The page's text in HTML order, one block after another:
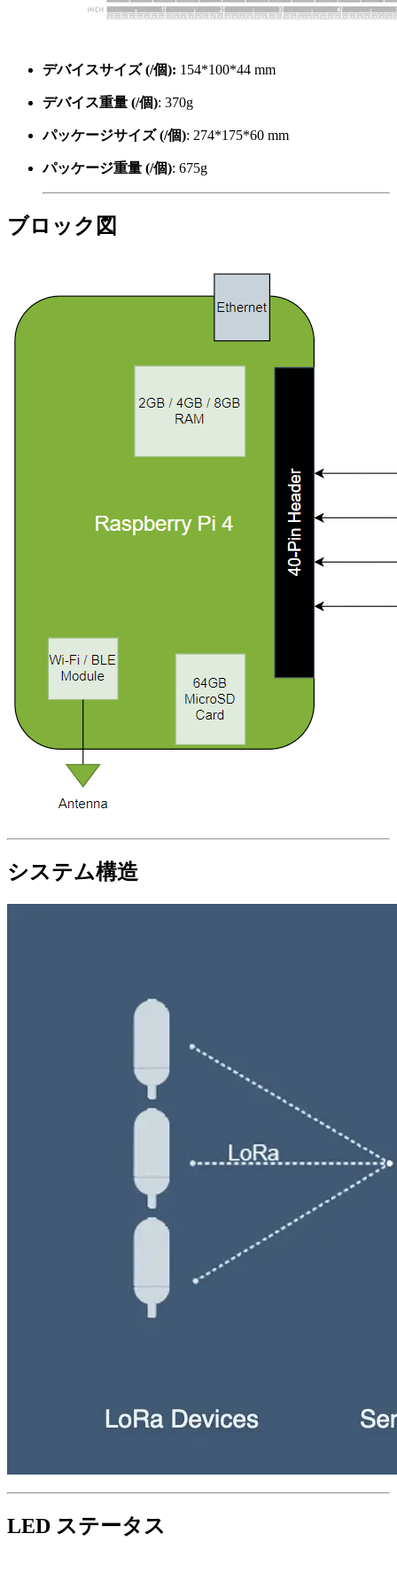
デバイスサイズ (/個): 154*100*44 mm
デバイス重量 (/個): 370g
パッケージサイズ (/個): 274*175*60 mm
パッケージ重量 (/個): 675g
ブロック図
システム構造
LED ステータス